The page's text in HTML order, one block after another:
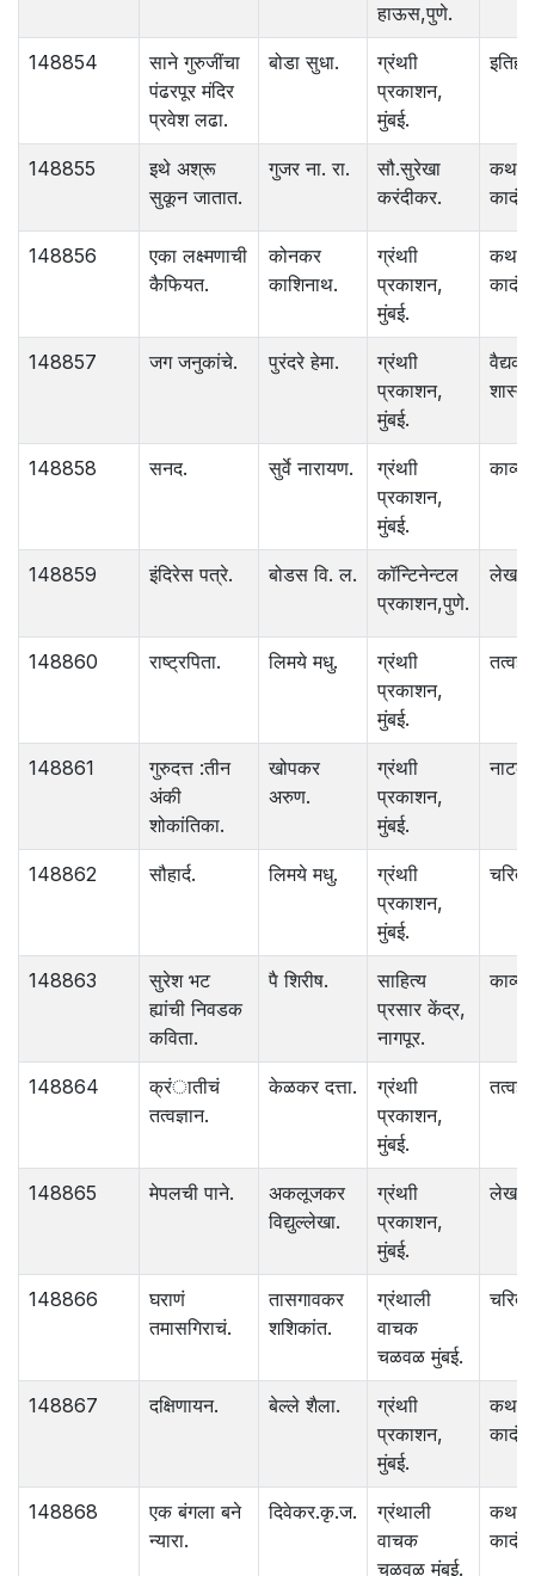
हाऊस,पुणे.
148854
साने गुरुजींचा
पंढरपूर मंदिर
प्रवेश लढा.
बोडा सुधा.
ग्रंथाी
प्रकाशन,
मुंबई.
148855
इथे अश्रू
सुकून जातात.
गुजर ना. रा.
सौ.सुरेखा
करंदीकर.
कथा
148856
एका लक्ष्मणाची
कैफियत.
कोनकर
काशिनाथ.
ग्रंथाी
प्रकाशन,
मुंबई.
कथा
148857 जग जनुकांचे. पुरंदरे हेमा.
ग्रंथाी
प्रकाशन,
मुंबई.
वैद्यक
148858 सनद. सुर्वे नारायण.
ग्रंथाी
प्रकाशन,
मुंबई.
काव्य.
148859 इंदिरेस पत्रे. बोडस वि. ल.
कॉन्टिनेन्टल
प्रकाशन,पुणे.
लेख
148860 राष्ट्रपिता. लिमये मधु.
ग्रंथाी
प्रकाशन,
मुंबई.
148861
गुरुदत्त :तीन
अंकी
शोकांतिका.
खोपकर
अरुण.
ग्रंथाी
प्रकाशन,
मुंबई.
नाटक.
148862 सौहार्द. लिमये मधु.
ग्रंथाी
प्रकाशन,
मुंबई.
148863
सुरेश भट
ह्यांची निवडक
कविता.
पै शिरीष.
साहित्य
प्रसार केंद्र,
नागपूर.
काव्य.
148864
क्रंातीचं
तत्वज्ञान.
केळकर दत्ता.
ग्रंथाी
प्रकाशन,
मुंबई.
148865 मेपलची पाने.
अकलूजकर
विद्युल्लेखा.
ग्रंथाी
प्रकाशन,
मुंबई.
लेख
148866
घराणं
तमासगिराचं.
तासगावकर
शशिकांत.
ग्रंथाली
वाचक
चळवळ मुंबई.
148867 दक्षिणायन. बेल्ले शैला.
ग्रंथाी
प्रकाशन,
मुंबई.
कथा
148868
एक बंगला बने
न्यारा.
दिवेकर.कृ.ज.
ग्रंथाली
वाचक
चळवळ मुंबई.
कथा